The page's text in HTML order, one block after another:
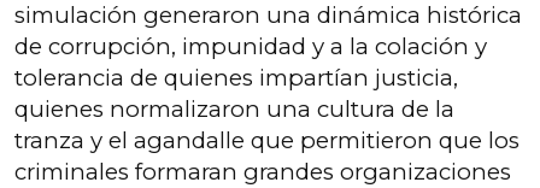
simulación generaron una dinámica histórica
de corrupción, impunidad y a la colación y
tolerancia de quienes impartían justicia,
quienes normalizaron una cultura de la
tranza y el agandalle que permitieron que los
criminales formaran grandes organizaciones